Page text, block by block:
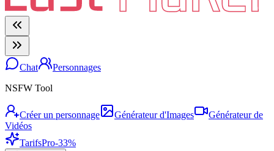
Chat
Personnages
NSFW Tool
Créer un personnage Générateur d'Images
Générateur de
Vidéos
TarifsPro-33%